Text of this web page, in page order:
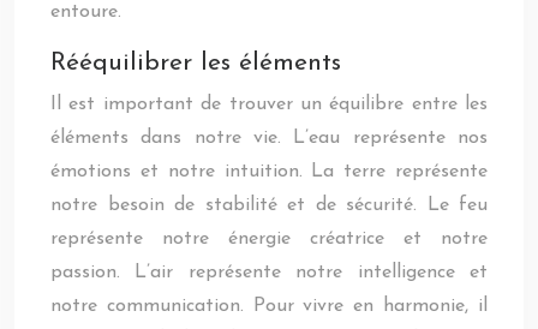
entoure.
Rééquilibrer les éléments
Il est important de trouver un équilibre entre les
éléments dans notre vie. L’eau représente nos
émotions et notre intuition. La terre représente
notre besoin de stabilité et de sécurité. Le feu
représente notre énergie créatrice et notre
passion. L’air représente notre intelligence et
notre communication. Pour vivre en harmonie, il